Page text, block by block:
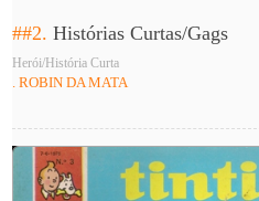
##2.Histórias Curtas/Gags
Herói/História Curta
. ROBIN DA MATA